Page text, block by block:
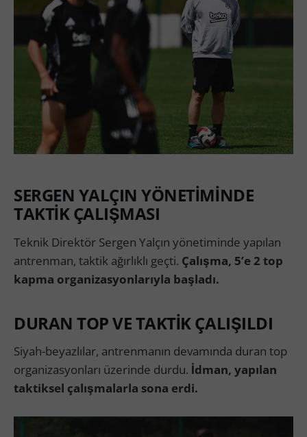
SERGEN YALÇIN YÖNETİMİNDE
TAKTİK ÇALIŞMASI
Teknik Direktör Sergen Yalçın yönetiminde yapılan
antrenman, taktik ağırlıklı geçti. Çalışma, 5’e 2 top
kapma organizasyonlarıyla başladı.
DURAN TOP VE TAKTİK ÇALIŞILDI
Siyah-beyazlılar, antrenmanın devamında duran top
organizasyonları üzerinde durdu. İdman, yapılan
taktiksel çalışmalarla sona erdi.